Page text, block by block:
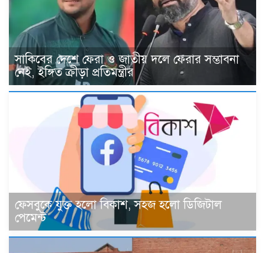
সাকিবের দেশে ফেরা ও জাতীয় দলে ফেরার সম্ভাবনা
নেই, ইঙ্গিত ক্রীড়া প্রতিমন্ত্রীর
ফেসবুকে যুক্ত হলো বিকাশ, সহজ হলো ডিজিটাল
পেমেন্ট